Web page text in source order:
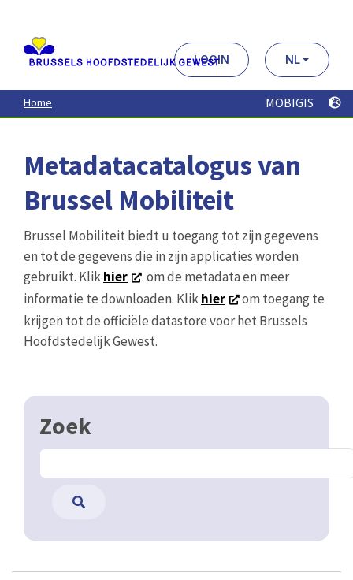
contenu
principal
LOGIN NL
Home MOBIGIS
Metadatacatalogus van
Brussel Mobiliteit
Brussel Mobiliteit biedt u toegang tot zijn gegevens
en tot de gegevens die in zijn applicaties worden
gebruikt. Klikhier
. om de metadata en meer
informatie te downloaden. Klikhier
om toegang te
krijgen tot de officiële datastore voor het Brussels
Hoofdstedelijk Gewest.
Zoek